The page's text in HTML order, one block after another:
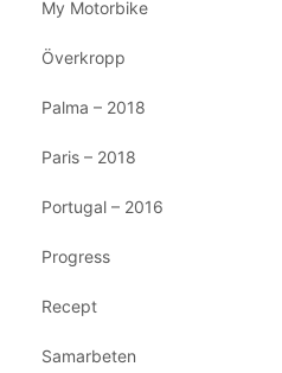
My Motorbike
Överkropp
Palma – 2018
Paris – 2018
Portugal – 2016
Progress
Recept
Samarbeten